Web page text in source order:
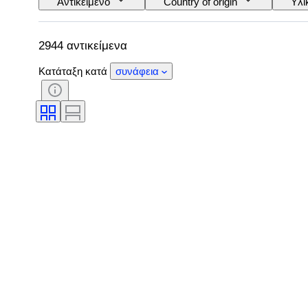
Λεπττότητα
Στυλ Χρώμα
2944 αντικείμενα
Κατάταξη κατά συνάφεια